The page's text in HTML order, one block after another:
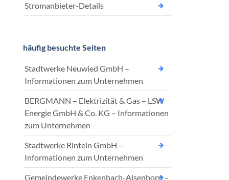
Stromanbieter-Details
häufig besuchte Seiten
Stadtwerke Neuwied GmbH –
Informationen zum Unternehmen
BERGMANN – Elektrizität & Gas – LSW
Energie GmbH & Co. KG – Informationen
zum Unternehmen
Stadtwerke Rinteln GmbH –
Informationen zum Unternehmen
Gemeindewerke Enkenbach-Alsenborn –